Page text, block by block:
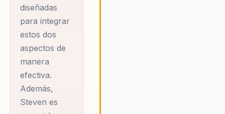
ejecutivas,
creando un puente
entre el
rendimiento físico
y profesional. Esto
no solo mejora la
salud individual,
diseñadas
para integrar
estos dos
aspectos de
manera
efectiva.
Además,
Steven es